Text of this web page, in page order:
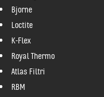
Bjorne
Loctite
K-Flex
Royal Thermo
Atlas Filtri
RBM